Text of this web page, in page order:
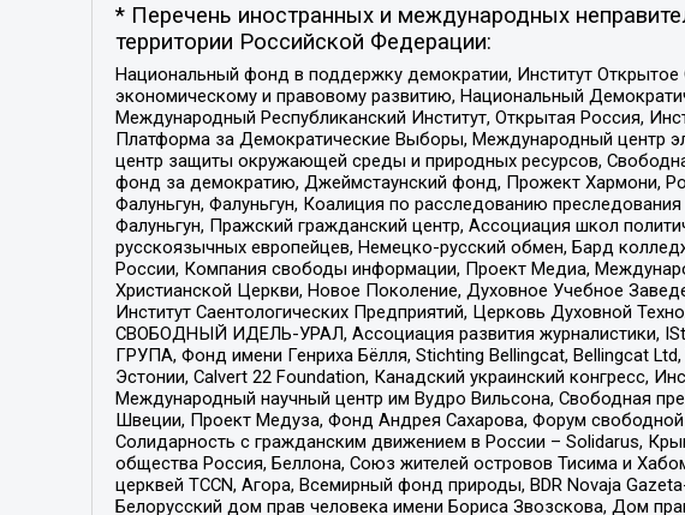
* Перечень иностранных и международных
территории Российской Федерации:
Национальный фонд в поддержку демократии, Институт
экономическому и правовому развитию, Национальный
Международный Республиканский Институт, Открытая Россия,
Платформа за Демократические Выборы, Международный центр
центр защиты окружающей среды и природных ресурсов,
фонд за демократию, Джеймстаунский фонд, Прожект Хармони,
Фалуньгун, Фалуньгун, Коалиция по расследованию
Фалуньгун, Пражский гражданский центр, Ассоциация школ
русскоязычных европейцев, Немецко-русский обмен, Бард
России, Компания свободы информации, Проект Медиа,
Христианской Церкви, Новое Поколение, Духовное Учебное
Институт Саентологических Предприятий, Церковь Духовной
СВОБОДНЫЙ ИДЕЛЬ-УРАЛ, Ассоциация развития журналистики,
ГРУПА, Фонд имени Генриха Бёлля, Stichting Bellingcat, Bellingcat
Эстонии, Calvert 22 Foundation, Канадский украинский конгресс,
Международный научный центр им Вудро Вильсона, Свободная
Швеции, Проект Медуза, Фонд Андрея Сахарова, Форум
Солидарность с гражданским движением в России – Solidarus,
общества Россия, Беллона, Союз жителей островов Тисима и
церквей TCCN, Агора, Всемирный фонд природы, BDR Novaja
Белорусский дом прав человека имени Бориса Звозскова, Дом